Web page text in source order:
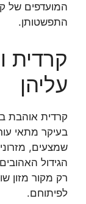
המועדפים של
התפשטותן.
קרדית
עליהן
קרדית אוהבת
בעיקר מתאי
שמצעים,
הגידול
רק מקור מזון
לפיתוחם.